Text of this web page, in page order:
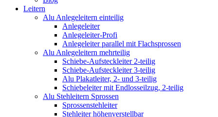
Leitern
Alu Anlegeleitern einteilig
Anlegeleiter
Anlegeleiter-Profi
Anlegeleiter parallel mit Flachsprossen
Alu Anlegeleitern mehrteilig
Schiebe-Aufsteckleiter 2-teilig
Schiebe-Aufsteckleiter 3-teilig
Alu Plakatleiter, 2- und 3-teilig
Schiebeleiter mit Endlosseilzug, 2-teilig
Alu Stehleitern Sprossen
Sprossenstehleiter
Stehleiter höhenverstellbar